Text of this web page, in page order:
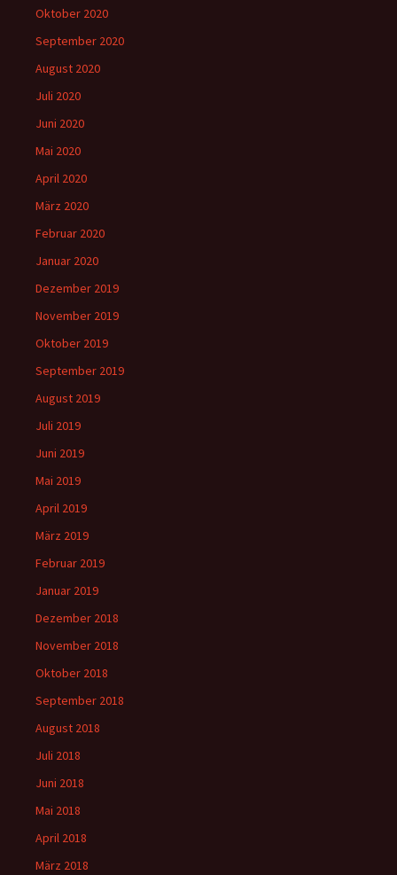
Oktober 2020
September 2020
August 2020
Juli 2020
Juni 2020
Mai 2020
April 2020
März 2020
Februar 2020
Januar 2020
Dezember 2019
November 2019
Oktober 2019
September 2019
August 2019
Juli 2019
Juni 2019
Mai 2019
April 2019
März 2019
Februar 2019
Januar 2019
Dezember 2018
November 2018
Oktober 2018
September 2018
August 2018
Juli 2018
Juni 2018
Mai 2018
April 2018
März 2018